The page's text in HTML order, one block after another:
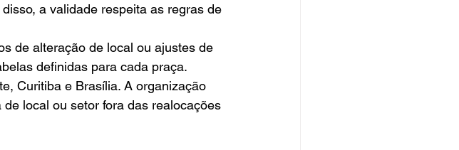
a validade respeita as regras de
de alteração de local ou ajustes de
definidas para cada praça.
Curitiba e Brasília. A organização
local ou setor fora das realocações